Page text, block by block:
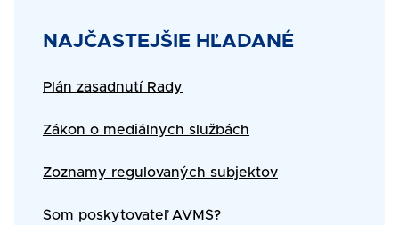
Title
NAJČASTEJŠIE HĽADANÉ
Text
Plán zasadnutí Rady
Zákon o mediálnych službách
Zoznamy regulovaných subjektov
Som poskytovateľ AVMS?